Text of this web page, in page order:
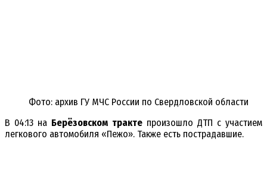
Фото: архив ГУ МЧС России по Свердловской области
В 04:13 на Берёзовском трактепроизошло ДТП с участием
легкового автомобиля «Пежо». Также есть пострадавшие.